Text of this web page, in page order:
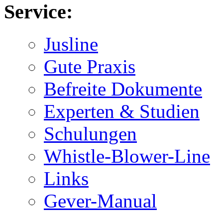
Service:
Jusline
Gute Praxis
Befreite Dokumente
Experten & Studien
Schulungen
Whistle-Blower-Line
Links
Gever-Manual